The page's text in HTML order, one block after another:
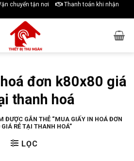
chuyển tận nơi
Thanh toán khi nhận
đơn k80x80 giá
thanh hoá
ĐƯỢC GẮN THẺ “MUA GIẤY IN HOÁ ĐƠN
GIÁ RẺ TẠI THANH HOÁ”
LỌC